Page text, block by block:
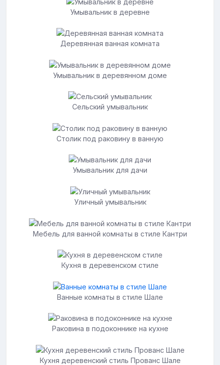
Умывальник в деревне
Деревянная ванная комната
Умывальник в деревянном доме
Сельский умывальник
Столик под раковину в ванную
Умывальник для дачи
Уличный умывальник
Мебель для ванной комнаты в стиле Кантри
Кухня в деревенском стиле
Ванные комнаты в стиле Шале
Раковина в подоконнике на кухне
Кухня деревенский стиль Прованс Шале